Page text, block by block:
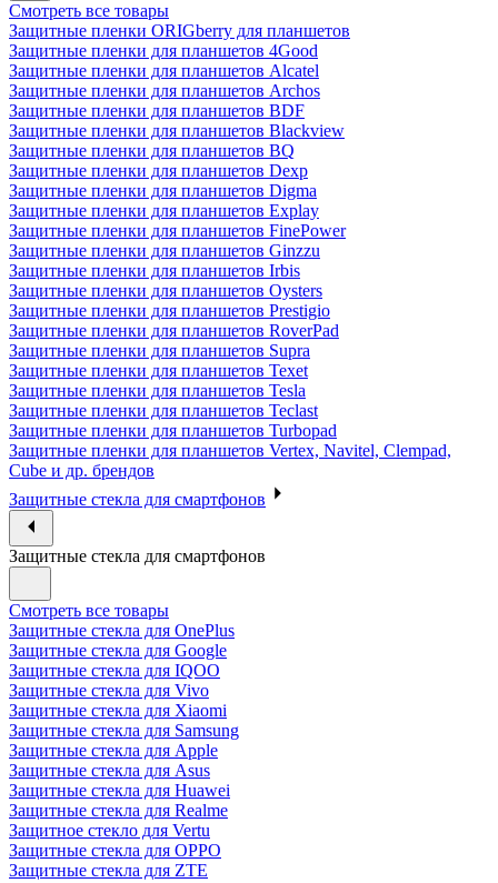
Смотреть все товары
Защитные пленки ORIGberry для планшетов
Защитные пленки для планшетов 4Good
Защитные пленки для планшетов Alcatel
Защитные пленки для планшетов Archos
Защитные пленки для планшетов BDF
Защитные пленки для планшетов Blackview
Защитные пленки для планшетов BQ
Защитные пленки для планшетов Dexp
Защитные пленки для планшетов Digma
Защитные пленки для планшетов Explay
Защитные пленки для планшетов FinePower
Защитные пленки для планшетов Ginzzu
Защитные пленки для планшетов Irbis
Защитные пленки для планшетов Oysters
Защитные пленки для планшетов Prestigio
Защитные пленки для планшетов RoverPad
Защитные пленки для планшетов Supra
Защитные пленки для планшетов Texet
Защитные пленки для планшетов Tesla
Защитные пленки для планшетов Teclast
Защитные пленки для планшетов Turbopad
Защитные пленки для планшетов Vertex, Navitel, Clempad,
Cube и др. брендов
Защитные стекла для смартфонов
Защитные стекла для смартфонов
Смотреть все товары
Защитные стекла для OnePlus
Защитные стекла для Google
Защитные стекла для IQOO
Защитные стекла для Vivo
Защитные стекла для Xiaomi
Защитные стекла для Samsung
Защитные стекла для Apple
Защитные стекла для Asus
Защитные стекла для Huawei
Защитные стекла для Realme
Защитное стекло для Vertu
Защитные стекла для OPPO
Защитные стекла для ZTE